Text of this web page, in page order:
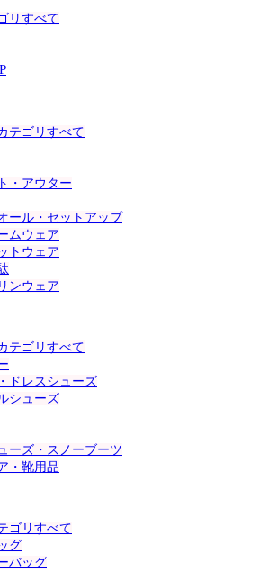
リすべて
テゴリすべて
・アウター
ール・セットアップ
ムウェア
トウェア
ンウェア
テゴリすべて
ドレスシューズ
シューズ
ーズ・スノーブーツ
・靴用品
ゴリすべて
グ
バッグ